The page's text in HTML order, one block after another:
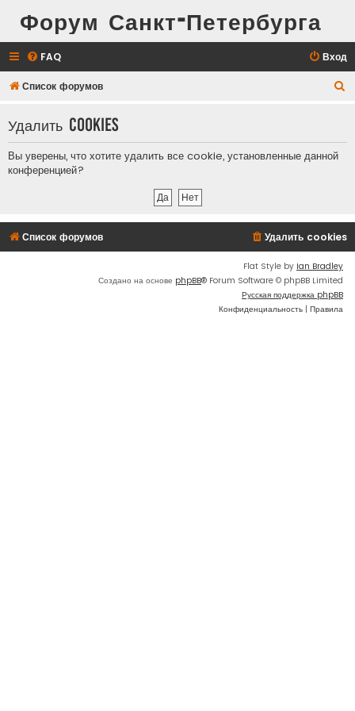
Форум Санкт-Петербурга
FAQ Вход
Список форумов
с
Удалить cookies
Вы уверены, что хотите удалить все cookie, установленные данной
конференцией?
Список форумов Удалить cookies
Flat Style by Ian Bradley
Создано на основе phpBB® Forum Software © phpBB Limited
Русская поддержка phpBB
Конфиденциальность | Правила